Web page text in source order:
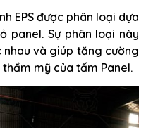
EPS được phân loại dựa
panel. Sự phân loại này
nhau và giúp tăng cường
mỹ của tấm Panel.